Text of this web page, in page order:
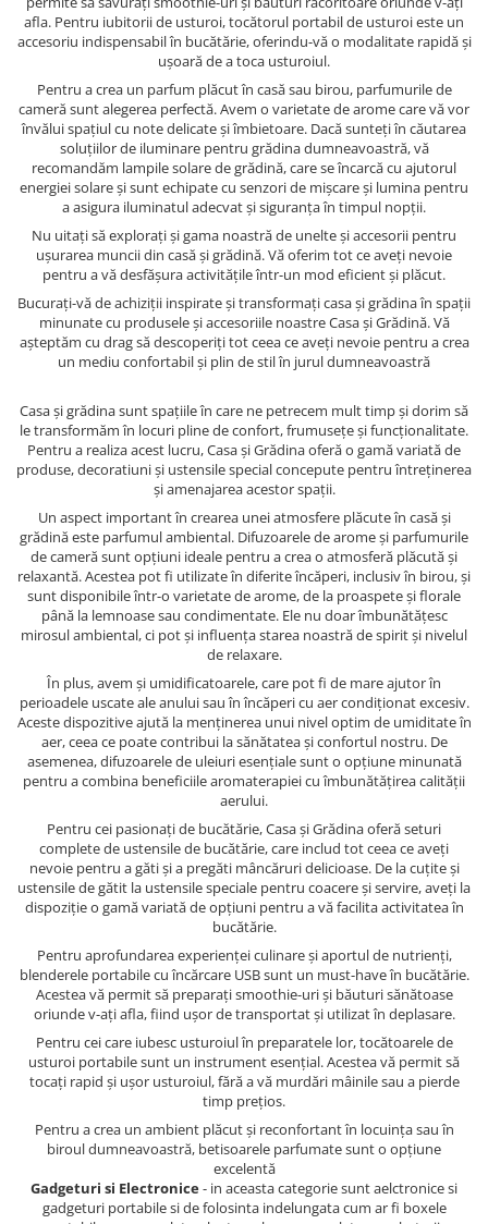
afla. Pentru iubitorii de usturoi, tocătorul portabil de usturoi este un
accesoriu indispensabil în bucătărie, oferindu-vă o modalitate rapidă și
ușoară de a toca usturoiul.
Pentru a crea un parfum plăcut în casă sau birou, parfumurile de
cameră sunt alegerea perfectă. Avem o varietate de arome care vă vor
învălui spațiul cu note delicate și îmbietoare. Dacă sunteți în căutarea
soluțiilor de iluminare pentru grădina dumneavoastră, vă
recomandăm lampile solare de grădină, care se încarcă cu ajutorul
energiei solare și sunt echipate cu senzori de mișcare și lumina pentru
a asigura iluminatul adecvat și siguranța în timpul nopții.
Nu uitați să explorați și gama noastră de unelte și accesorii pentru
ușurarea muncii din casă și grădină. Vă oferim tot ce aveți nevoie
pentru a vă desfășura activitățile într-un mod eficient și plăcut.
Bucurați-vă de achiziții inspirate și transformați casa și grădina în spații
minunate cu produsele și accesoriile noastre Casa și Grădină. Vă
așteptăm cu drag să descoperiți tot ceea ce aveți nevoie pentru a crea
un mediu confortabil și plin de stil în jurul dumneavoastră
Casa și grădina sunt spațiile în care ne petrecem mult timp și dorim să
le transformăm în locuri pline de confort, frumusețe și funcționalitate.
Pentru a realiza acest lucru, Casa și Grădina oferă o gamă variată de
produse, decoratiuni și ustensile special concepute pentru întreținerea
și amenajarea acestor spații.
Un aspect important în crearea unei atmosfere plăcute în casă și
grădină este parfumul ambiental. Difuzoarele de arome și parfumurile
de cameră sunt opțiuni ideale pentru a crea o atmosferă plăcută și
relaxantă. Acestea pot fi utilizate în diferite încăperi, inclusiv în birou, și
sunt disponibile într-o varietate de arome, de la proaspete și florale
până la lemnoase sau condimentate. Ele nu doar îmbunătățesc
mirosul ambiental, ci pot și influența starea noastră de spirit și nivelul
de relaxare.
În plus, avem și umidificatoarele, care pot fi de mare ajutor în
perioadele uscate ale anului sau în încăperi cu aer condiționat excesiv.
Aceste dispozitive ajută la menținerea unui nivel optim de umiditate în
aer, ceea ce poate contribui la sănătatea și confortul nostru. De
asemenea, difuzoarele de uleiuri esențiale sunt o opțiune minunată
pentru a combina beneficiile aromaterapiei cu îmbunătățirea calității
aerului.
Pentru cei pasionați de bucătărie, Casa și Grădina oferă seturi
complete de ustensile de bucătărie, care includ tot ceea ce aveți
nevoie pentru a găti și a pregăti mâncăruri delicioase. De la cuțite și
ustensile de gătit la ustensile speciale pentru coacere și servire, aveți la
dispoziție o gamă variată de opțiuni pentru a vă facilita activitatea în
bucătărie.
Pentru aprofundarea experienței culinare și aportul de nutrienți,
blenderele portabile cu încărcare USB sunt un must-have în bucătărie.
Acestea vă permit să preparați smoothie-uri și băuturi sănătoase
oriunde v-ați afla, fiind ușor de transportat și utilizat în deplasare.
Pentru cei care iubesc usturoiul în preparatele lor, tocătoarele de
usturoi portabile sunt un instrument esențial. Acestea vă permit să
tocați rapid și ușor usturoiul, fără a vă murdări mâinile sau a pierde
timp prețios.
Pentru a crea un ambient plăcut și reconfortant în locuința sau în
biroul dumneavoastră, betisoarele parfumate sunt o opțiune
excelentă
Gadgeturi si Electronice- in aceasta categorie sunt aelctronice si
gadgeturi portabile si de folosinta indelungata cum ar fi boxele